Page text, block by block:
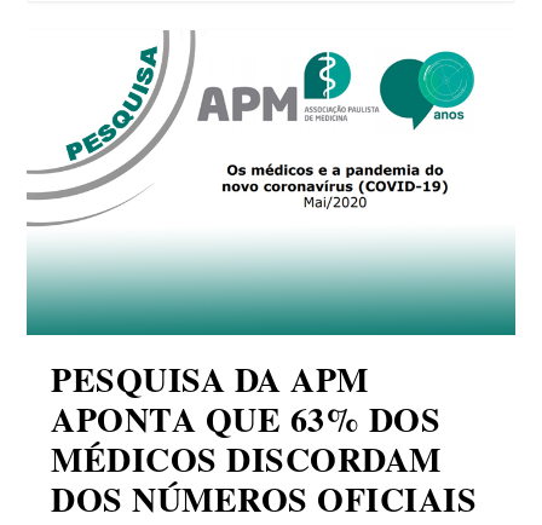
PESQUISA DA APM
APONTA QUE 63% DOS
MÉDICOS DISCORDAM
DOS NÚMEROS OFICIAIS